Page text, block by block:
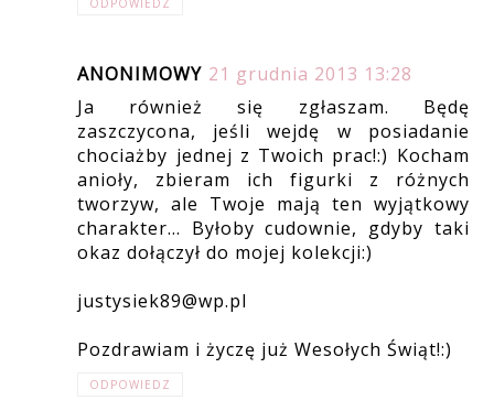
ODPOWIEDZ
ANONIMOWY 21 grudnia 2013 13:28
Ja również się zgłaszam. Będę
zaszczycona, jeśli wejdę w posiadanie
chociażby jednej z Twoich prac!:) Kocham
anioły, zbieram ich figurki z różnych
tworzyw, ale Twoje mają ten wyjątkowy
charakter... Byłoby cudownie, gdyby taki
okaz dołączył do mojej kolekcji:)
justysiek89@wp.pl
Pozdrawiam i życzę już Wesołych Świąt!:)
ODPOWIEDZ